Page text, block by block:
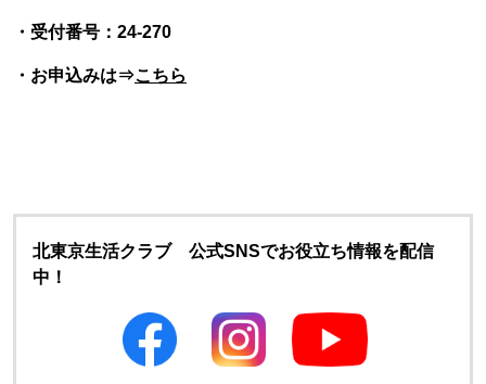
・受付番号：24-270
・お申込みは⇒こちら
北東京生活クラブ 公式SNSでお役立ち情報を配信
中！